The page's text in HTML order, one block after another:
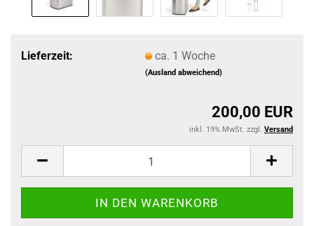
Lieferzeit: ca. 1 Woche
(Ausland abweichend)
200,00 EUR
inkl. 19% MwSt. zzgl. Versand